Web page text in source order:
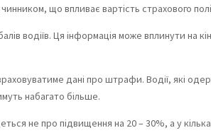
що впливає вартість страхового
водіїв. Ця інформація може вплинути на
дані про штрафи. Водії, які
набагато більше.
не про підвищення на 20 – 30%, а у